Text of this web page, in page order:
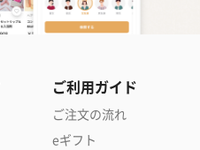
ご利用ガイド
ご注文の流れ
eギフト